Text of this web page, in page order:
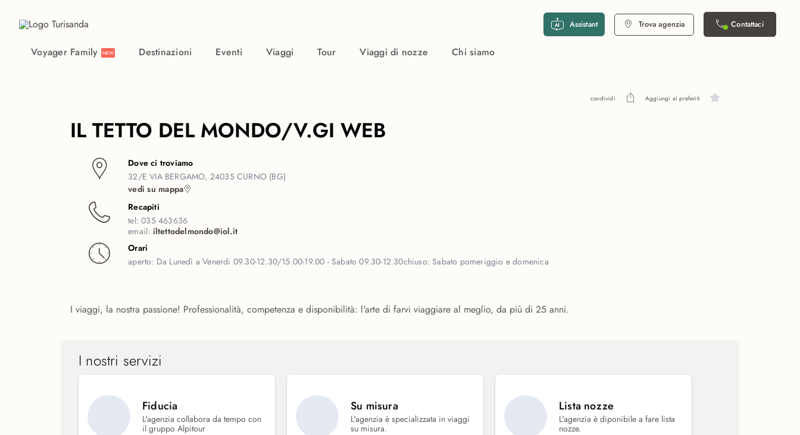
Assistant Trova agenzia Contattaci
Voyager Family NEW Destinazioni Eventi Viaggi Tour Viaggi di nozze Chi siamo
condividi Aggiungi ai preferiti
IL TETTO DEL MONDO/V.GI WEB
Dove ci troviamo
32/E VIA BERGAMO, 24035 CURNO (BG)
vedi su mappa
Recapiti
tel:035 463636
email: iltettodelmondo@iol.it
Orari
aperto: Da Lunedì a Venerdi 09.30-12.30/15.00-19.00 - Sabato 09.30-12.30chiuso:Sabato pomeriggio e domenica
I viaggi, la nostra passione! Professionalità, competenza e disponibilità: l'arte di farvi viaggiare al meglio, da più di 25 anni.
I nostri servizi
Fiducia
L'agenzia collabora da tempo con
il gruppo Alpitour
Su misura
L'agenzia è specializzata in viaggi
su misura.
Lista nozze
L'agenzia è diponibile a fare lista
nozze.